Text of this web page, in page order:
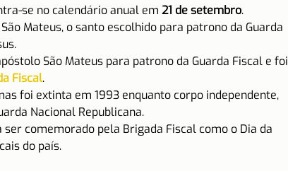
se no calendário anual em 21 de setembro.
Mateus, o santo escolhido para patrono da Guarda
São Mateus para patrono da Guarda Fiscal e foi
Fiscal.
foi extinta em 1993 enquanto corpo independente,
Nacional Republicana.
comemorado pela Brigada Fiscal como o Dia da
do país.